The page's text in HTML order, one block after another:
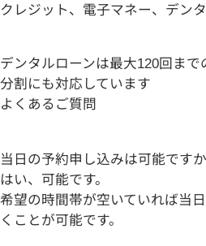
クレジット、電子マネー、デン
デンタルローンは最大120回 まで
分割にも対応しています
よくあるご質問
当日の予約申し込みは可能です
はい、可能です。
希望の時間帯が空いていれば当
くことが可能です。